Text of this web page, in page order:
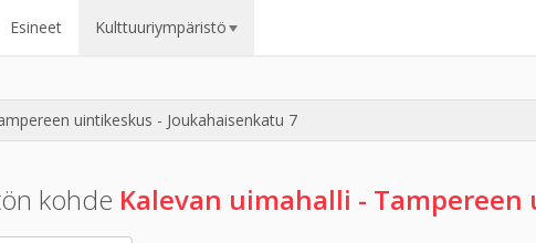
Esineet Kulttuuriympäristö
uintikeskus - Joukahaisenkatu 7
kohde Kalevan uimahalli -